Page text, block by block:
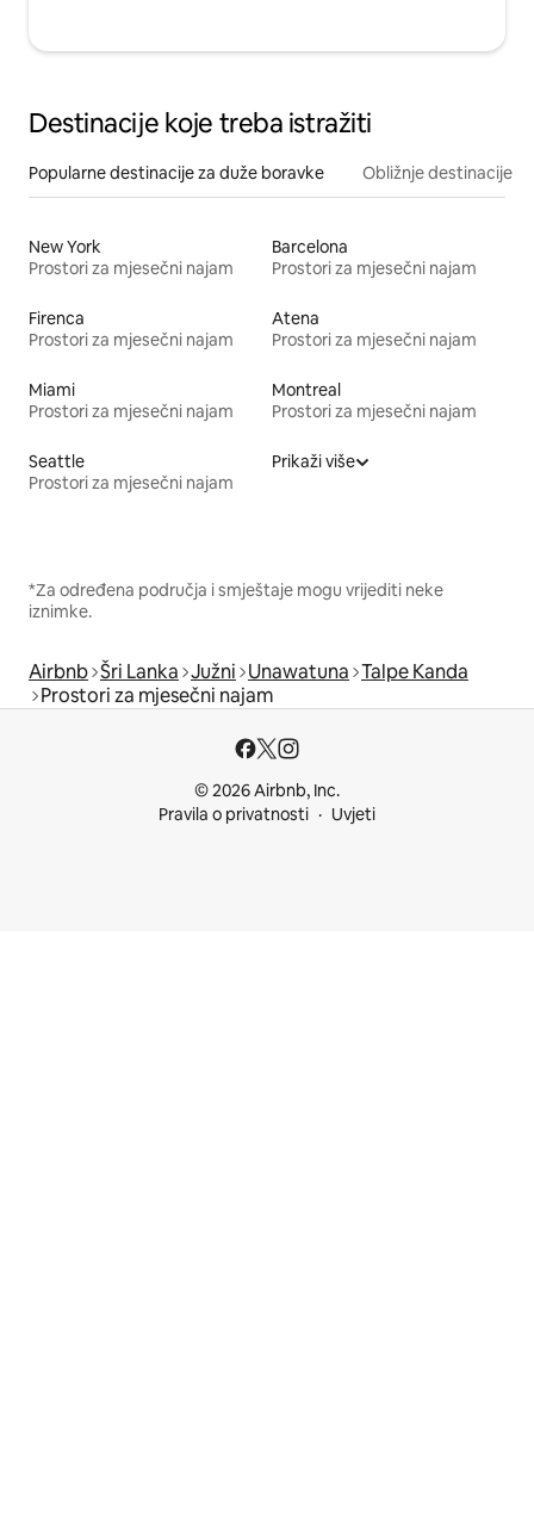
Destinacije koje treba istražiti
Popularne destinacije za duže boravke Obližnje destinacije
New York
Prostori za mjesečni najam
Barcelona
Prostori za mjesečni najam
Firenca
Prostori za mjesečni najam
Atena
Prostori za mjesečni najam
Miami
Prostori za mjesečni najam
Montreal
Prostori za mjesečni najam
Seattle
Prostori za mjesečni najam
Prikaži više
*Za određena područja i smještaje mogu vrijediti neke
iznimke.
Airbnb Šri Lanka Južni Unawatuna Talpe Kanda
Prostori za mjesečni najam
© 2026 Airbnb, Inc.
Pravila o privatnosti
Uvjeti